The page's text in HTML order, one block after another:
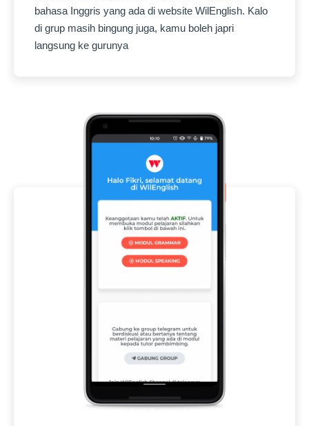
bahasa Inggris yang ada di website WilEnglish. Kalo
di grup masih bingung juga, kamu boleh japri
langsung ke gurunya